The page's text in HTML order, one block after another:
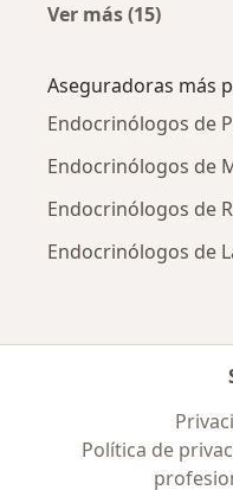
Ver más (15)
Aseguradoras más
Endocrinólogos de
Endocrinólogos de
Endocrinólogos de
Endocrinólogos de
Política de